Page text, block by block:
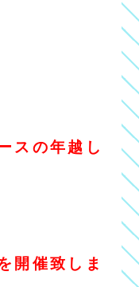
スの年越し
開催致しま